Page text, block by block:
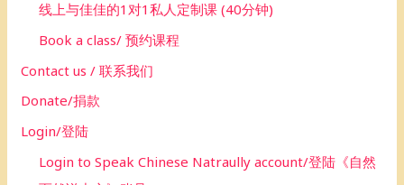
线上与佳佳的1对1私人定制课 (40分钟)
Book a class/ 预约课程
Contact us / 联系我们
Donate/捐款
Login/登陆
Login to Speak Chinese Natraully account/登陆《自然